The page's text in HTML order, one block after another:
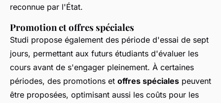
reconnue par l'État.
Promotion et offres spéciales
Studi propose également des période d'essai de sept
jours, permettant aux futurs étudiants d'évaluer les
cours avant de s'engager pleinement. À certaines
périodes, des promotions et offres spéciales peuvent
être proposées, optimisant aussi les coûts pour les